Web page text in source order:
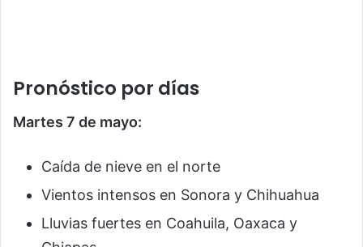
Pronóstico por días
Martes 7 de mayo:
Caída de nieve en el norte
Vientos intensos en Sonora y Chihuahua
Lluvias fuertes en Coahuila, Oaxaca y